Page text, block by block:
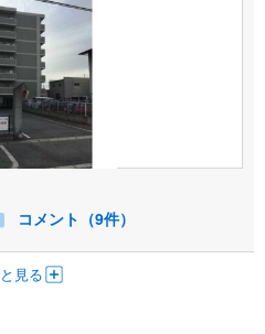
コメント（9件）
見る